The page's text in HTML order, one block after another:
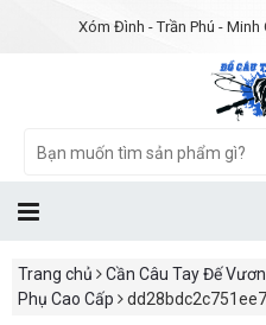
Xóm Đình - Trần Phú -
Trang chủ
Cần Câu Tay Đế
Phụ Cao Cấp